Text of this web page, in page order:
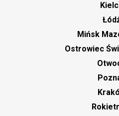
Mińsk
Ostrowiec